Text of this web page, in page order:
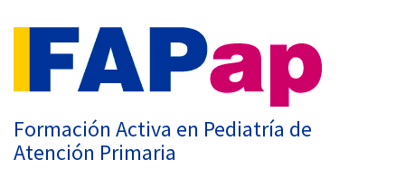
Formación Activa en Pediatría de
Atención Primaria